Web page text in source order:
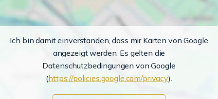
Ich bin damit einverstanden, dass mir Karten von Google
angezeigt werden. Es gelten die
Datenschutzbedingungen von Google
(https://policies.google.com/privacy).